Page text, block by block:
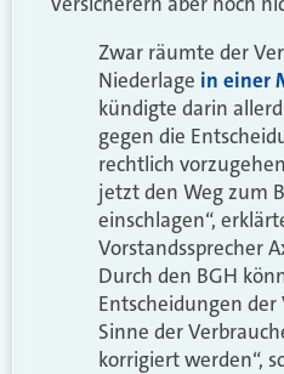
Zwar räumte der
Niederlage in einer
kündigte darin
gegen die
rechtlich
jetzt den Weg zum
einschlagen“,
Vorstandssprecher
Durch den BGH
Entscheidungen
Sinne der
korrigiert werden“,